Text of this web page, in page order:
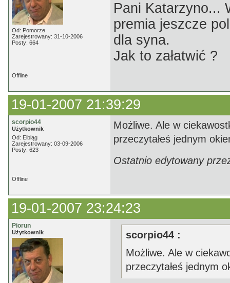
Od: Pomorze
Zarejestrowany: 31-10-2006
Posty: 664
Pani Katarzyno...
premia jeszcze
dla syna.
Jak to załatwić ?
Offline
19-01-2007 21:39:29
scorpio44
Użytkownik
Od: Elbląg
Zarejestrowany: 03-09-2006
Posty: 623
Możliwe. Ale w
przeczytałeś jednym
Ostatnio edytowany
Offline
19-01-2007 23:24:23
Piorun
Użytkownik
scorpio44 :
Możliwe. Ale w
przeczytałeś jednym